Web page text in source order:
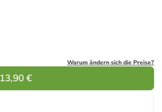
Warum ändern sich die Preise?
13,90 €